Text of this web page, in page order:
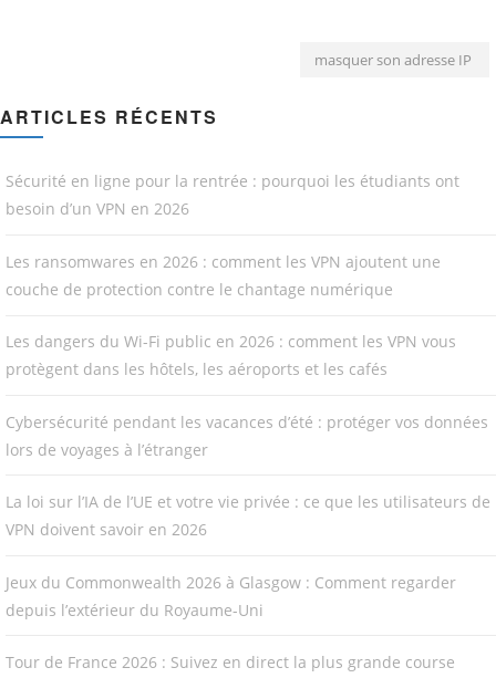
masquer son adresse IP
ARTICLES RÉCENTS
Sécurité en ligne pour la rentrée : pourquoi les étudiants ont
besoin d’un VPN en 2026
Les ransomwares en 2026 : comment les VPN ajoutent une
couche de protection contre le chantage numérique
Les dangers du Wi-Fi public en 2026 : comment les VPN vous
protègent dans les hôtels, les aéroports et les cafés
Cybersécurité pendant les vacances d’été : protéger vos données
lors de voyages à l’étranger
La loi sur l’IA de l’UE et votre vie privée : ce que les utilisateurs de
VPN doivent savoir en 2026
Jeux du Commonwealth 2026 à Glasgow : Comment regarder
depuis l’extérieur du Royaume-Uni
Tour de France 2026 : Suivez en direct la plus grande course